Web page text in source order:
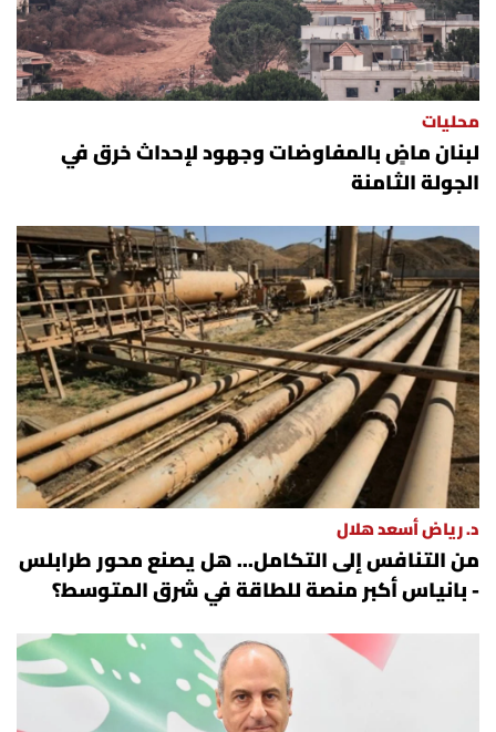
محليات
لبنان ماضٍ بالمفاوضات وجهود لإحداث خرق في
الجولة الثامنة
د. رياض أسعد هلال
من التنافس إلى التكامل... هل يصنع محور طرابلس
- بانياس أكبر منصة للطاقة في شرق المتوسط؟